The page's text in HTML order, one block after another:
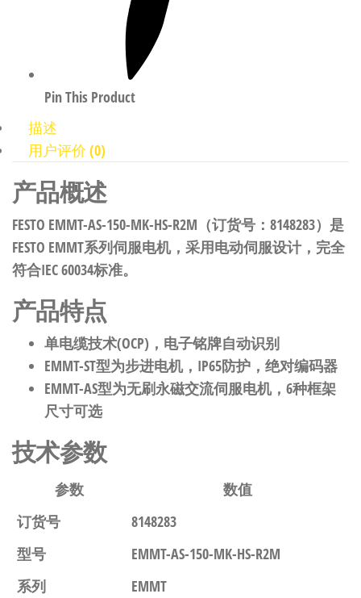
Pin This Product
描述
用户评价 (0)
产品概述
FESTO EMMT-AS-150-MK-HS-R2M（订货号：8148283）是
FESTO EMMT系列伺服电机，采用电动伺服设计，完全
符合IEC 60034标准。
产品特点
单电缆技术(OCP)，电子铭牌自动识别
EMMT-ST型为步进电机，IP65防护，绝对编码器
EMMT-AS型为无刷永磁交流伺服电机，6种框架
尺寸可选
技术参数
参数
数值
订货号
8148283
型号
EMMT-AS-150-MK-HS-R2M
系列
EMMT